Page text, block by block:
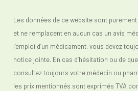
Les données de ce website sont
et ne remplacent en aucun cas un avis
l’emploi d’un médicament, vous devez
notice jointe. En cas d’hésitation ou de
consultez toujours votre médecin ou
les prix mentionnés sont exprimés TVA